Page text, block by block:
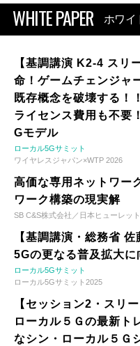
WHITE PAPER ホワイ
【基調講演 K2-4 スリ
命！ゲームチェンジャ
既存概念を破壊する！
ライセンス費用も不要
Gモデル
ローカル5Gサミット
ワイヤレスジャパン×WTP 2026
高価な専用ネットワー
ワーク構築の現実解
SB C&S株式会社／日本ヒューレッ
【基調講演・総務省
5Gの更なる普及拡大に
ローカル5Gサミット
ローカル5Gサミット2025
【セッション2・スリ
ローカル５Ｇの最新
なシン・ローカル５Ｇ